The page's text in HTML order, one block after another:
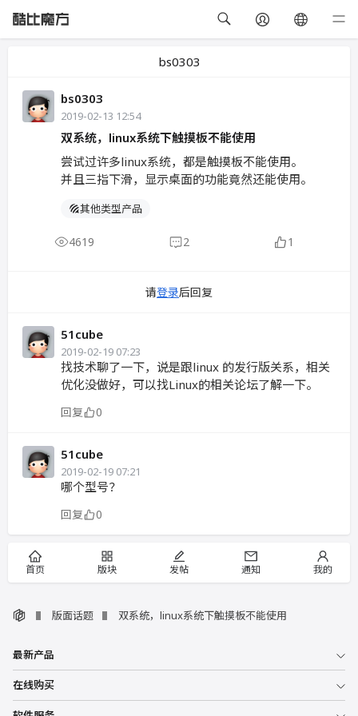
bs0303
bs0303
2019-02-13 12:54
双系统，linux系统下触摸板不能使用
尝试过许多linux系统，都是触摸板不能使用。
并且三指下滑，显示桌面的功能竟然还能使用。
其他类型产品
4619 2 1
请登录后回复
51cube
2019-02-19 07:23
找技术聊了一下，说是跟linux 的发行版关系，相关
优化没做好，可以找Linux的相关论坛了解一下。
回复 0
51cube
2019-02-19 07:21
哪个型号？
回复 0
首页 版块 发帖 通知 我的
版面话题 双系统，linux系统下触摸板不能使用
最新产品
在线购买